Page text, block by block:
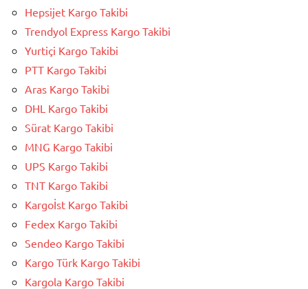
Hepsijet Kargo Takibi
Trendyol Express Kargo Takibi
Yurtiçi Kargo Takibi
PTT Kargo Takibi
Aras Kargo Takibi
DHL Kargo Takibi
Sürat Kargo Takibi
MNG Kargo Takibi
UPS Kargo Takibi
TNT Kargo Takibi
Kargoİst Kargo Takibi
Fedex Kargo Takibi
Sendeo Kargo Takibi
Kargo Türk Kargo Takibi
Kargola Kargo Takibi